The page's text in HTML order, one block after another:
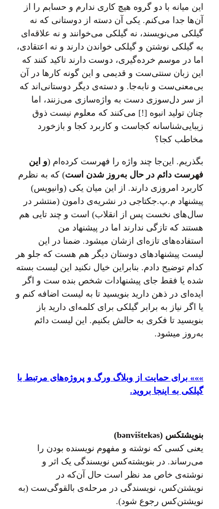
این میانه با دو گروه هیچ کاری ندارم و حسابم را از
آن‌ها جدا می‌کنم. یکی آن دسته از دوستانی که نه
گیلکی می‌نویسند، نه گیلکی می‌خوانند و نه علاقه‌ای
به گیلکی نوشتن و گیلکی خواندن دارند و نه اعتقادی،
اما در موسم خرده‌گیری، دوست دارند تاکید کنند که
این زبان سنتی‌ست و قدیمی و این گونه کارها در آن
بی‌معنی‌ست و نابه‌جا. و دسته‌ی دیگر دوستانی‌اند که
از سر دل‌سوزی دست به واژه‌سازی می‌زنند، اما
چنان تولید انبوه [!] می‌کنند که معلوم نیست ذوق
زیبایی‌شناسانه کجاست و کاربرد کجا و بازخورد
مخاطب کجا؟
بگذریم. این‌جا چند واژه را فهرست کرده‌ام (و این
فهرست دائم در حال به‌روز شدن است) که به نظرم
کاربرد امروزی دارند. از این میان یکی (وانیویس)
پیشنهاد م.پ.جکتاجی در نشریه‌ی دامون (منتشر در
سال‌های نخست پس از انقلاب) است و چند تایی هم
هستند که تازگی ندارند اما در پیشنهاد من
استفاده‌های تازه‌ای ازشان میشود. ضمنا در این
لیست پیشنهادهای دوستان دیگر هم هست که جلو هر
کدام توضیح دادم. بنابراین خیال نکنید این لیست بسته
شده یا فقط جای پیشنهادات شخص بنده ست و اگر
ایده‌ای در ذهن دارید بنویسید تا به لیست اضافه کنم و
یا اگر نیاز به برابر گیلکی برای کلمه‌ای دارید باز
بنویسید تا فکری به حالش بکنیم. این لیست دائم
به‌روز میشود.
»»» برای حمایت از وبلاگ ورگ و پروژه‌های مرتبط با
گیلکی به اینجا بروید.
بنویشتکس (bənvištekəs)
یعنی کسی که نوشته و مفهوم نویسنده بودن را
می‌رساند. در بنویشته‌کس نویسندگی یک اثر و
نوشته‌ی خاص مد نظر است حال آن‌که در
نویشتن‌کس، نویسندگی در مرحله‌ی بالقوگی‌ست (به
نویشتن‌کس رجوع شود).